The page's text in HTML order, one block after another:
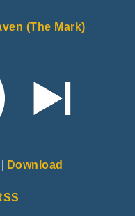
(The Mark)
Download